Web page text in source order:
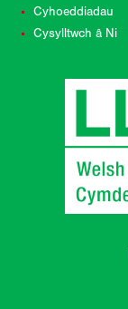
Cyhoeddiadau
Cysylltwch â Ni